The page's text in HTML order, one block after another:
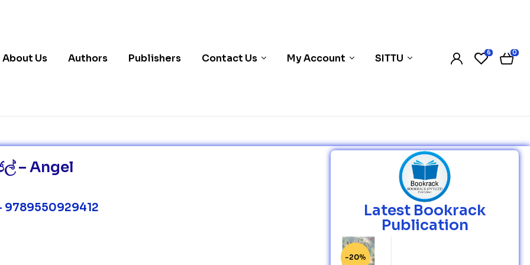
About Us Authors Publishers Contact Us My Account SITTU 6 0
– Angel
9789550929412
Latest Bookrack
Publication
-20%